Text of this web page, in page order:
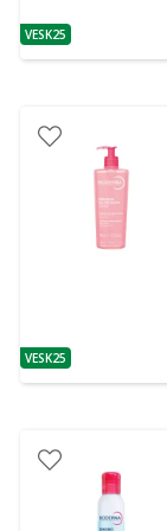
patarimas
VESK25
patarimas
VESK25